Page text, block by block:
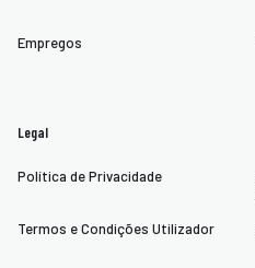
Empregos
Legal
Política de Privacidade
Termos e Condições Utilizador